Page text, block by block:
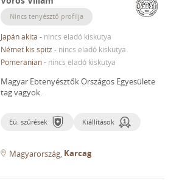
Nincs tenyésztő profilja
Japán akita - nincs eladó kiskutya
Német kis spitz - nincs eladó kiskutya
Pomeranian- nincs eladó kiskutya
Magyar Ebtenyésztők Országos Egyesülete
tag vagyok.
Eü. szűrések Kiállítások
Magyarország Karcag